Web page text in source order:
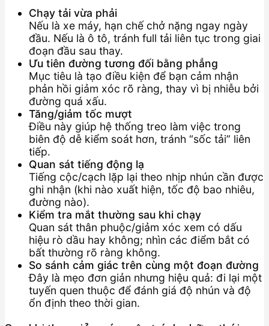
Chạy tải vừa phải
Nếu là xe máy, hạn chế chở nặng ngay ngày
đầu. Nếu là ô tô, tránh full tải liên tục trong giai
đoạn đầu sau thay.
Ưu tiên đường tương đối bằng phẳng
Mục tiêu là tạo điều kiện để bạn cảm nhận
phản hồi giảm xóc rõ ràng, thay vì bị nhiễu bởi
đường quá xấu.
Tăng/giảm tốc mượt
Điều này giúp hệ thống treo làm việc trong
biên độ dễ kiểm soát hơn, tránh “sốc tải” liên
tiếp.
Quan sát tiếng động lạ
Tiếng cộc/cạch lặp lại theo nhịp nhún cần được
ghi nhận (khi nào xuất hiện, tốc độ bao nhiêu,
đường nào).
Kiểm tra mắt thường sau khi chạy
Quan sát thân phuộc/giảm xóc xem có dấu
hiệu rò dầu hay không; nhìn các điểm bắt có
bất thường rõ ràng không.
So sánh cảm giác trên cùng một đoạn đường
Đây là mẹo đơn giản nhưng hiệu quả: đi lại một
tuyến quen thuộc để đánh giá độ nhún và độ
ổn định theo thời gian.